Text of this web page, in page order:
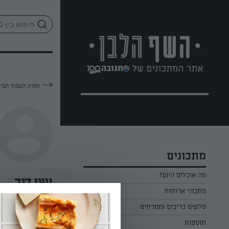
מתכונים
מה אוכלים היום?
מתכוני ארוחות
ארוחת בוקר
ארוחת צהריים
סלטים כריכים וממרחים
כל הסלטים כריכים וממרחים
תוספות
חזרה לעמוד
ניצן דוד
—